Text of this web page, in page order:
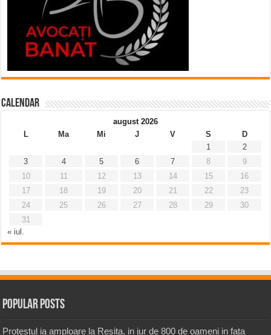
Calendar
august 2026
L
Ma Mi J V S
D
1
2
3
4 5 6 7 8
9
10
11 12 13 14 15
16
17
18 19 20 21 22
23
24
25 26 27 28 29
30
31
« iul.
Popular Posts
Protestul ia amploare la Resita, in jur de 800 de oameni in fata